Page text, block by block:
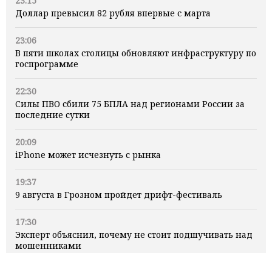
Доллар превысил 82 рубля впервые с марта
23:06
В пяти школах столицы обновляют инфраструктуру по
госпрограмме
22:30
Силы ПВО сбили 75 БПЛА над регионами России за
последние сутки
20:09
iPhone может исчезнуть с рынка
19:37
9 августа в Грозном пройдет дрифт-фестиваль
17:30
Эксперт объяснил, почему не стоит подшучивать над
мошенниками